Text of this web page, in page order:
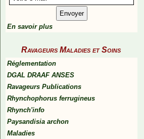
En savoir plus
Ravageurs Maladies et Soins
Réglementation
DGAL DRAAF ANSES
Ravageurs Publications
Rhynchophorus ferrugineus
Rhynch'info
Paysandisia archon
Maladies